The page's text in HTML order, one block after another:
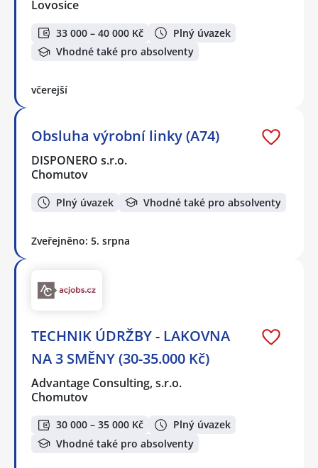
Lovosice
33 000 – 40 000 Kč
Plný úvazek
Vhodné také pro absolventy
včerejší
Obsluha výrobní linky (A74)
DISPONERO s.r.o.
Chomutov
Plný úvazek Vhodné také pro absolventy
Zveřejněno: 5. srpna
TECHNIK ÚDRŽBY - LAKOVNA
NA 3 SMĚNY (30-35.000 Kč)
Advantage Consulting, s.r.o.
Chomutov
30 000 – 35 000 Kč
Plný úvazek
Vhodné také pro absolventy